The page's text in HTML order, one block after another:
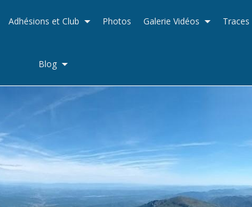
Adhésions et Club Photos Galerie Vidéos Traces
Blog